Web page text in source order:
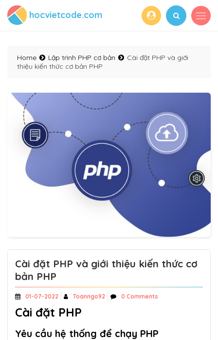
hocvietcode.com
Home Lập trình PHP cơ bản
Cài đặt PHP và giới
thiệu kiến thức cơ bản PHP
Cài đặt PHP và giới thiệu kiến thức cơ
bản PHP
01-07-2022 Toanngo92 0 Comments
Cài đặt PHP
Yêu cầu hệ thống để chạy PHP